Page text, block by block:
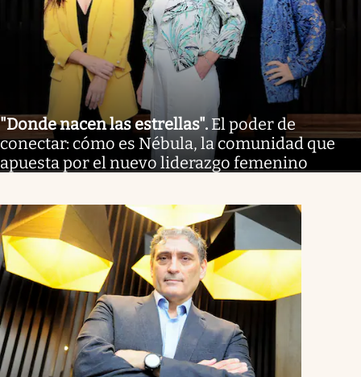
"Donde nacen las estrellas". El poder de
conectar: cómo es Nébula, la comunidad que
apuesta por el nuevo liderazgo femenino